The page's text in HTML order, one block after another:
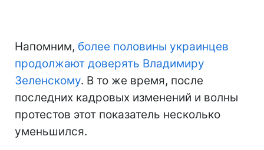
Напомним, более половины украинцев
продолжают доверять Владимиру
Зеленскому. В то же время, после
последних кадровых изменений и волны
протестов этот показатель несколько
уменьшился.